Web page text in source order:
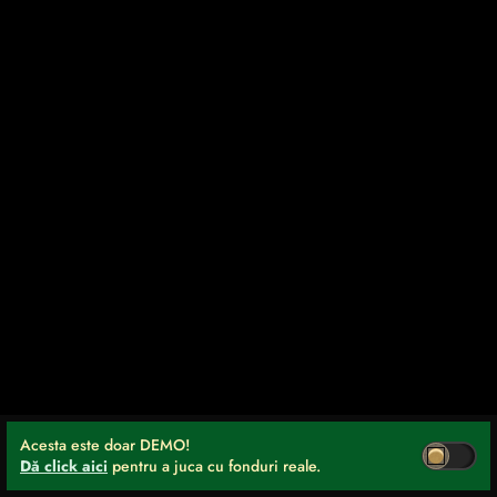
Acesta este doar DEMO!
Dă click aici pentru a juca cu fonduri reale.